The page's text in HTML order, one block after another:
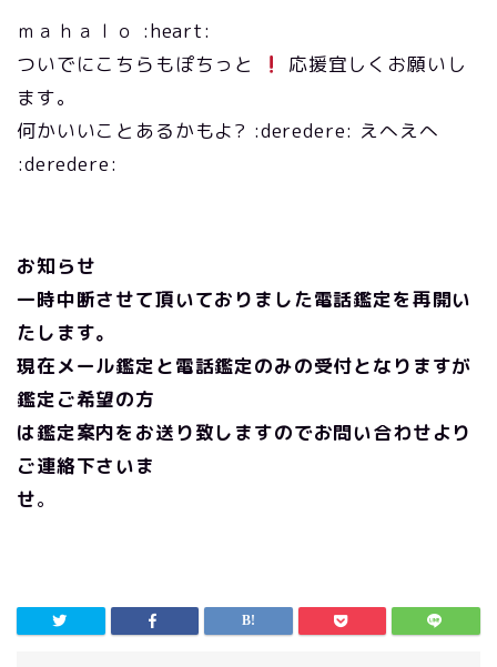
ｍａｈａｌｏ :heart:
ついでにこちらもぽちっと
応援宜しくお願いし
ます。
何かいいことあるかもよ? :deredere: えへえへ
:deredere:
お知らせ
一時中断させて頂いておりました電話鑑定を再開い
たします。
現在メール鑑定と電話鑑定のみの受付となりますが
鑑定ご希望の方
は鑑定案内をお送り致しますのでお問い合わせより
ご連絡下さいま
せ。